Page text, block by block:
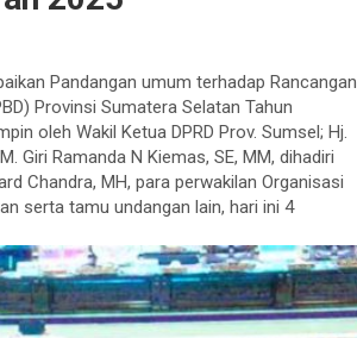
Pandangan umum terhadap Rancangan
Provinsi Sumatera Selatan Tahun
oleh Wakil Ketua DPRD Prov. Sumsel; Hj.
Giri Ramanda N Kiemas, SE, MM, dihadiri
Chandra, MH, para perwakilan Organisasi
serta tamu undangan lain, hari ini 4